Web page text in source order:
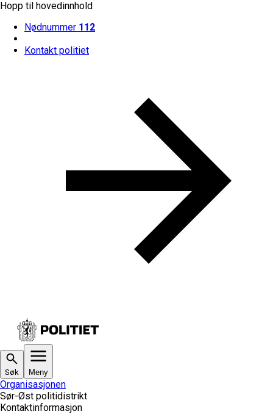
Hopp til hovedinnhold
Nødnummer 112
Kontakt politiet
Søk Meny
Organisasjonen
Sør-Øst politidistrikt
Kontaktinformasjon